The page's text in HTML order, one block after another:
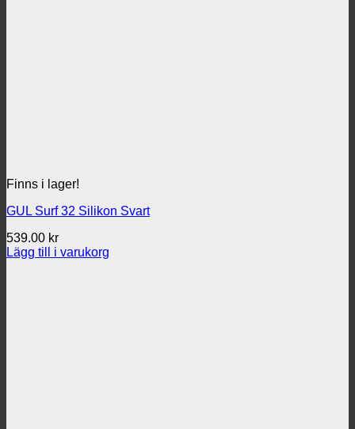
Finns i lager!
GUL Surf 32 Silikon Svart
539.00 kr
Lägg till i varukorg